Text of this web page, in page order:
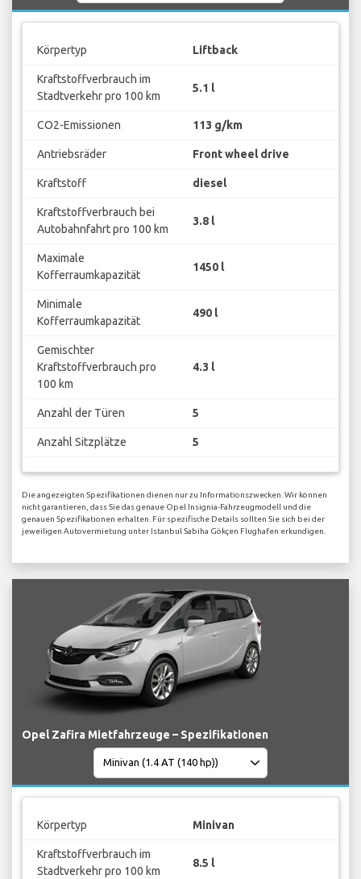
Körpertyp Liftback
Kraftstoffverbrauch im
Stadtverkehr pro 100 km
5.1 l
CO2-Emissionen 113 g/km
Antriebsräder Front wheel drive
Kraftstoff diesel
Kraftstoffverbrauch bei
Autobahnfahrt pro 100 km
3.8 l
Maximale
Kofferraumkapazität
1450 l
Minimale
Kofferraumkapazität
490 l
Gemischter
Kraftstoffverbrauch pro
100 km
4.3 l
Anzahl der Türen 5
Anzahl Sitzplätze 5
Die angezeigten Spezifikationen dienen nur zu Informationszwecken. Wir können
nicht garantieren, dass Sie das genaue Opel Insignia-Fahrzeugmodell und die
genauen Spezifikationen erhalten. Für spezifische Details sollten Sie sich bei der
jeweiligen Autovermietung unter Istanbul Sabiha Gökçen Flughafen erkundigen.
Opel Zafira Mietfahrzeuge – Spezifikationen
Körpertyp Minivan
Kraftstoffverbrauch im
Stadtverkehr pro 100 km
8.5 l